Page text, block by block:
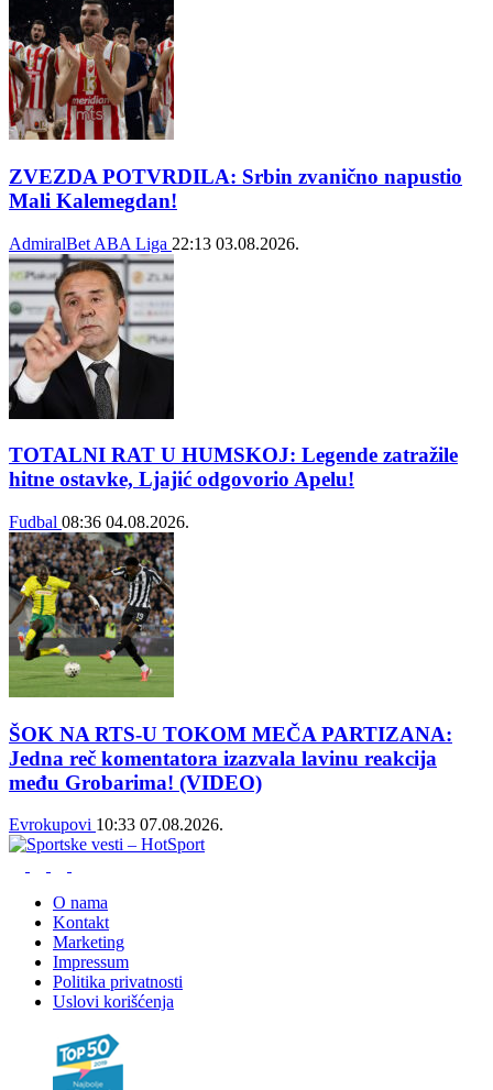
ZVEZDA POTVRDILA: Srbin zvanično napustio
Mali Kalemegdan!
AdmiralBet ABA Liga 22:13 03.08.2026.
TOTALNI RAT U HUMSKOJ: Legende zatražile
hitne ostavke, Ljajić odgovorio Apelu!
Fudbal 08:36 04.08.2026.
ŠOK NA RTS-U TOKOM MEČA PARTIZANA:
Jedna reč komentatora izazvala lavinu reakcija
među Grobarima! (VIDEO)
Evrokupovi 10:33 07.08.2026.
O nama
Kontakt
Marketing
Impressum
Politika privatnosti
Uslovi korišćenja